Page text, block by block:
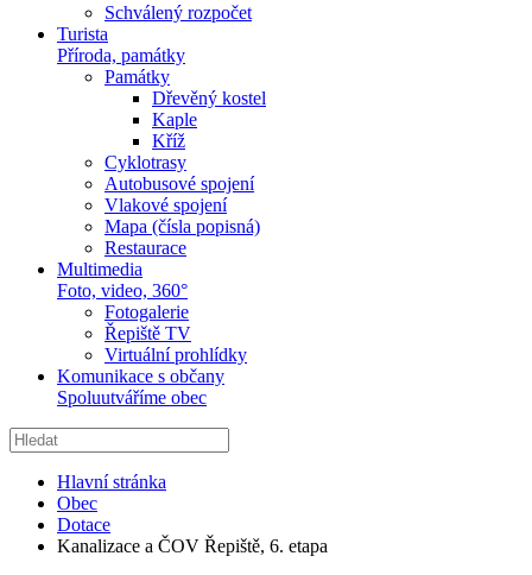
Schválený rozpočet
Turista
Příroda, památky
Památky
Dřevěný kostel
Kaple
Kříž
Cyklotrasy
Autobusové spojení
Vlakové spojení
Mapa (čísla popisná)
Restaurace
Multimedia
Foto, video, 360°
Fotogalerie
Řepiště TV
Virtuální prohlídky
Komunikace s občany
Spoluutváříme obec
Hlavní stránka
Obec
Dotace
Kanalizace a ČOV Řepiště, 6. etapa